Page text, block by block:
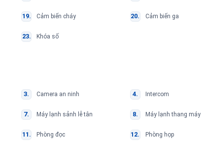
Cảm biến cháy Cảm biến ga
Khóa số
Camera an ninh Intercom
Máy lạnh sảnh lễ tân Máy lạnh thang máy
Phòng đọc Phòng họp